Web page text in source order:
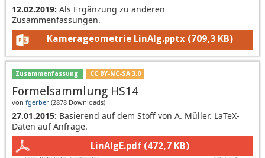
12.02.2019: Als Ergänzung zu anderen
Zusammenfassungen.
Kamerageometrie LinAlg.pptx (709,3 KB)
Zusammenfassung CC BY-NC-SA 3.0
Formelsammlung HS14
von fgerber (2878 Downloads)
27.01.2015: Basierend auf dem Stoff von A. Müller. LaTeX-
Daten auf Anfrage.
LinAlgE.pdf (472,7 KB)